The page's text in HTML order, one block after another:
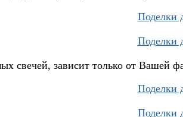
свечей, зависит только от Вашей